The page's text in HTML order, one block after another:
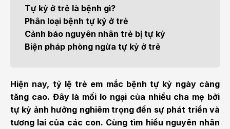
Tự kỷ ở trẻ là bệnh gì?
Phân loại bệnh tự kỷ ở trẻ
Cảnh báo nguyên nhân trẻ bị tự kỷ
Biện pháp phòng ngừa tự kỷ ở trẻ
Hiện nay, tỷ lệ trẻ em mắc bệnh tự kỷ ngày càng
tăng cao. Đây là mối lo ngại của nhiều cha mẹ bởi
tự kỷ ảnh hưởng nghiêm trọng đến sự phát triển và
tương lai của các con. Cùng tìm hiểu nguyên nhân